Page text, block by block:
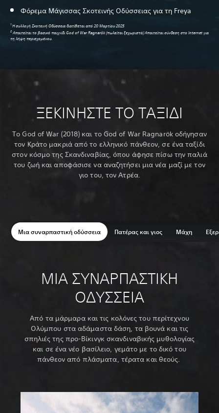
Φόρεμα Μάγισσας Σκοτεινής Οδύσσειας για τη Freya
1 Η συλλογή Σκοτεινή Οδύσσεια διατίθεται από 20 Μαρτίου 2025
2Απαιτείται το βασικό παιχνίδι God of War Ragnarök (πωλείται ξεχωριστά) Απαιτείται σύνδεση στο Internet για
τη λήψη περιεχομένου.
ΞΕΚΙΝΗΣΤΕ ΤΟ ΤΑΞΙΔΙ
Το God of War (2018) και το God of War Ragnarök οδήγησαν
τον Κράτο μακριά από το ελληνικό πάνθεον, σε ένα ταξίδι
στον κόσμο της Σκανδιναβίας, όπου άφησε πίσω την παλιά
του ζωή και αποφάσισε να αναζητήσει μια νέα μαζί με τον
γιο του, τον Ατρέα.
Μια συναρπαστική οδύσσεια Πατέρας και γιος Μάχη
ΜΙΑ ΣΥΝΑΡΠΑΣΤΙΚΉ
ΟΔΎΣΣΕΙΑ
Από τα μάρμαρα και τις κολόνες του περίτεχνου
Ολύμπου στα αδάμαστα δάση, τα βουνά και τις
σπηλιές της προ-Βίκινγκ σκανδιναβικής μυθολογίας
και σε ένα νέο βασίλειο, γεμάτο με το δικό του
πάνθεον από πλάσματα, τέρατα και θεούς.